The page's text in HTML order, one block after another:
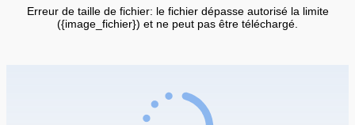
Erreur de taille de fichier: le fichier dépasse autorisé la limite
({image_fichier}) et ne peut pas être téléchargé.